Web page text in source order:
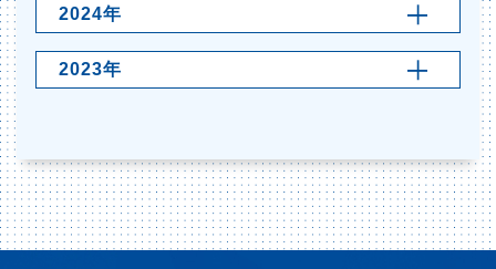
2024年
2023年